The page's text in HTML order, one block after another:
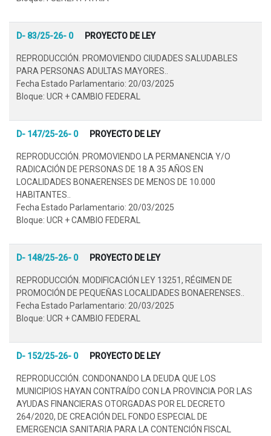
D- 83/25-26- 0 PROYECTO DE LEY
REPRODUCCIÓN. PROMOVIENDO CIUDADES SALUDABLES
PARA PERSONAS ADULTAS MAYORES..
Fecha Estado Parlamentario: 20/03/2025
Bloque: UCR + CAMBIO FEDERAL
D- 147/25-26- 0 PROYECTO DE LEY
REPRODUCCIÓN. PROMOVIENDO LA PERMANENCIA Y/O
RADICACIÓN DE PERSONAS DE 18 A 35 AÑOS EN
LOCALIDADES BONAERENSES DE MENOS DE 10.000
HABITANTES..
Fecha Estado Parlamentario: 20/03/2025
Bloque: UCR + CAMBIO FEDERAL
D- 148/25-26- 0 PROYECTO DE LEY
REPRODUCCIÓN. MODIFICACIÓN LEY 13251, RÉGIMEN DE
PROMOCIÓN DE PEQUEÑAS LOCALIDADES BONAERENSES..
Fecha Estado Parlamentario: 20/03/2025
Bloque: UCR + CAMBIO FEDERAL
D- 152/25-26- 0 PROYECTO DE LEY
REPRODUCCIÓN. CONDONANDO LA DEUDA QUE LOS
MUNICIPIOS HAYAN CONTRAÍDO CON LA PROVINCIA POR LAS
AYUDAS FINANCIERAS OTORGADAS POR EL DECRETO
264/2020, DE CREACIÓN DEL FONDO ESPECIAL DE
EMERGENCIA SANITARIA PARA LA CONTENCIÓN FISCAL